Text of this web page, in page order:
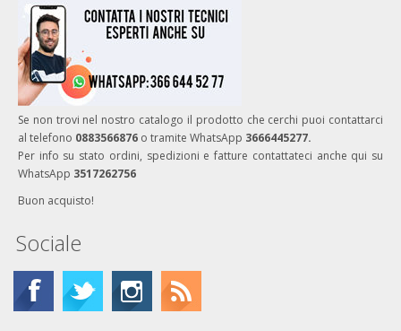
Se non trovi nel nostro catalogo il prodotto che cerchi puoi contattarci
al telefono 0883566876 o tramite WhatsApp 3666445277.
Per info su stato ordini, spedizioni e fatture contattateci anche qui su
WhatsApp 3517262756
Buon acquisto!
Sociale